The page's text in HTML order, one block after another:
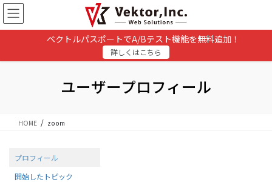
コ
ン
テ
ナ
ビ
ゲ
ベクトルパスポートでA/Bテスト機能を無料追加！
詳しくはこちら
ユーザープロフィール
HOME zoom
プロフィール
開始したトピック